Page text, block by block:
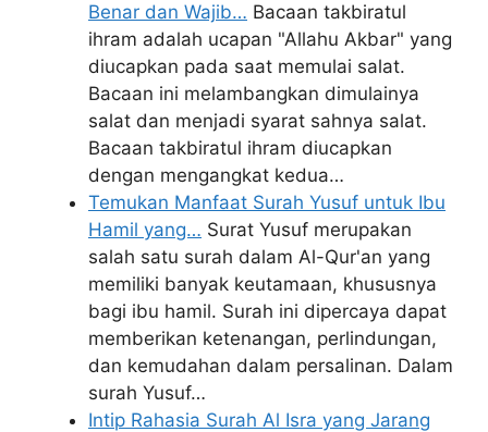
Benar dan Wajib… Bacaan takbiratul
ihram adalah ucapan "Allahu Akbar" yang
diucapkan pada saat memulai salat.
Bacaan ini melambangkan dimulainya
salat dan menjadi syarat sahnya salat.
Bacaan takbiratul ihram diucapkan
dengan mengangkat kedua…
Temukan Manfaat Surah Yusuf untuk Ibu
Hamil yang… Surat Yusuf merupakan
salah satu surah dalam Al-Qur'an yang
memiliki banyak keutamaan, khususnya
bagi ibu hamil. Surah ini dipercaya dapat
memberikan ketenangan, perlindungan,
dan kemudahan dalam persalinan. Dalam
surah Yusuf…
Intip Rahasia Surah Al Isra yang Jarang